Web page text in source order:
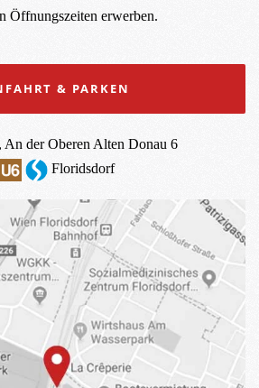
Öffnungszeiten erwerben.
& PARKEN
An der Oberen Alten Donau 6
Floridsdorf